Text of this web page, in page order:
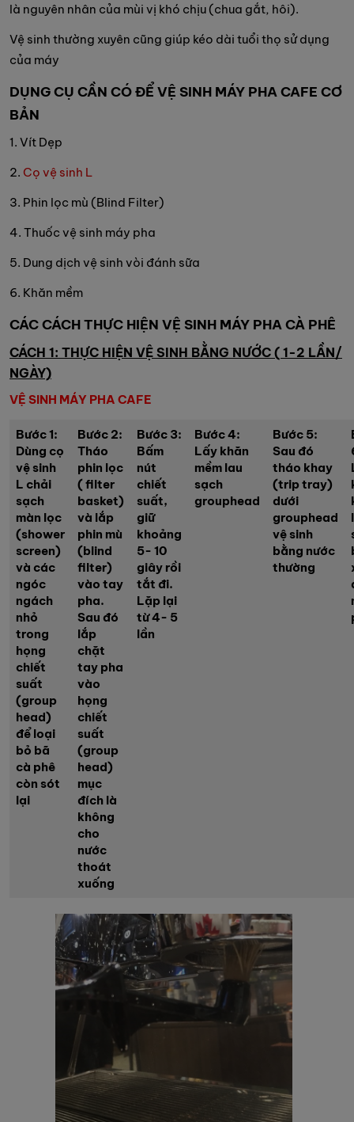
là nguyên nhân của mùi vị khó chịu (chua gắt, hôi).
Vệ sinh thường xuyên cũng giúp kéo dài tuổi thọ sử dụng
của máy
DỤNG CỤ CẦN CÓ ĐỂ VỆ SINH MÁY PHA CAFE CƠ
BẢN
1. Vít Dẹp
2. Cọ vệ sinh L
3. Phin lọc mù (Blind Filter)
4. Thuốc vệ sinh máy pha
5. Dung dịch vệ sinh vòi đánh sữa
6. Khăn mềm
CÁC CÁCH THỰC HIỆN VỆ SINH MÁY PHA CÀ PHÊ
CÁCH 1: THỰC HIỆN VỆ SINH BẰNG NƯỚC ( 1-2 LẦN/
NGÀY)
VỆ SINH MÁY PHA CAFE
Bước 1:
Dùng cọ
vệ sinh
L chải
sạch
màn lọc
(shower
screen)
và các
ngóc
ngách
nhỏ
trong
họng
chiết
suất
(group
head)
để loại
bỏ bã
cà phê
còn sót
lại
Bước 2:
Tháo
phin lọc
( filter
basket)
và lắp
phin mù
(blind
filter)
vào tay
pha.
Sau đó
lắp
chặt
tay pha
vào
họng
chiết
suất
(group
head)
mục
đích là
không
cho
nước
thoát
xuống
Bước 3:
Bấm
nút
chiết
suất,
giữ
khoảng
5- 10
giây rồi
tắt đi.
Lặp lại
từ 4- 5
lần
Bước 4:
Lấy khăn
mềm lau
sạch
grouphead
Bước 5:
Sau đó
tháo khay
(trip tray)
dưới
grouphead
vệ sinh
bằng nước
thường